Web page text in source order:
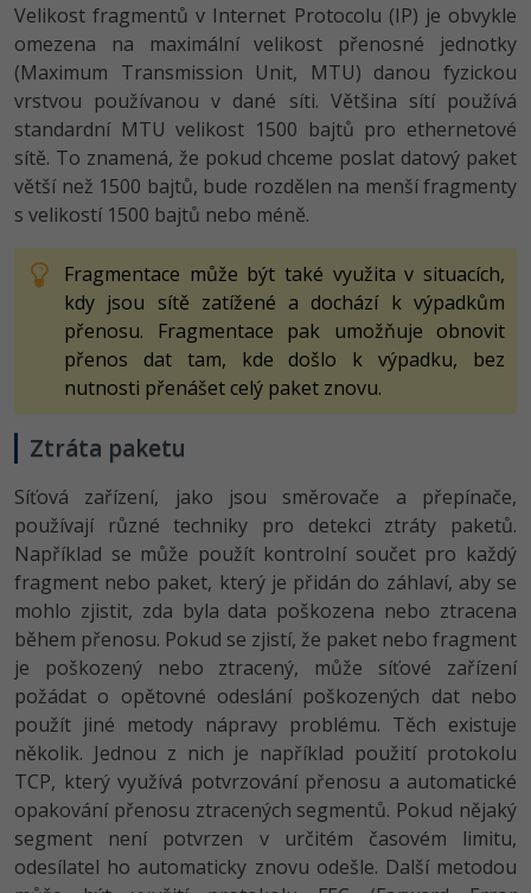
Velikost fragmentů v Internet Protocolu (IP) je obvykle
omezena na maximální velikost přenosné jednotky
(Maximum Transmission Unit, MTU) danou fyzickou
vrstvou používanou v dané síti. Většina sítí používá
standardní MTU velikost 1500 bajtů pro ethernetové
sítě. To znamená, že pokud chceme poslat datový paket
větší než 1500 bajtů, bude rozdělen na menší fragmenty
s velikostí 1500 bajtů nebo méně.
Fragmentace může být také využita v situacích,
kdy jsou sítě zatížené a dochází k výpadkům
přenosu. Fragmentace pak umožňuje obnovit
přenos dat tam, kde došlo k výpadku, bez
nutnosti přenášet celý paket znovu.
Ztráta paketu
Síťová zařízení, jako jsou směrovače a přepínače,
používají různé techniky pro detekci ztráty paketů.
Například se může použít kontrolní součet pro každý
fragment nebo paket, který je přidán do záhlaví, aby se
mohlo zjistit, zda byla data poškozena nebo ztracena
během přenosu. Pokud se zjistí, že paket nebo fragment
je poškozený nebo ztracený, může síťové zařízení
požádat o opětovné odeslání poškozených dat nebo
použít jiné metody nápravy problému. Těch existuje
několik. Jednou z nich je například použití protokolu
TCP, který využívá potvrzování přenosu a automatické
opakování přenosu ztracených segmentů. Pokud nějaký
segment není potvrzen v určitém časovém limitu,
odesílatel ho automaticky znovu odešle. Další metodou